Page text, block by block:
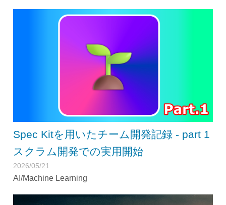
Spec Kitを用いたチーム開発記録 - part 1
スクラム開発での実用開始
2026/05/21
AI/Machine Learning